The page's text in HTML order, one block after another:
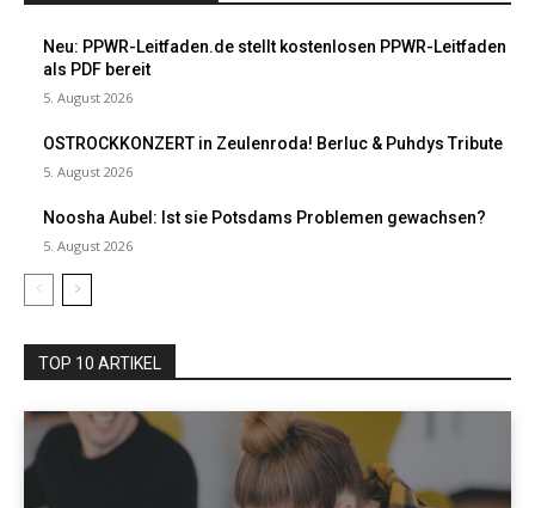
Neu: PPWR-Leitfaden.de stellt kostenlosen PPWR-Leitfaden
als PDF bereit
5. August 2026
OSTROCKKONZERT in Zeulenroda! Berluc & Puhdys Tribute
5. August 2026
Noosha Aubel: Ist sie Potsdams Problemen gewachsen?
5. August 2026
TOP 10 ARTIKEL